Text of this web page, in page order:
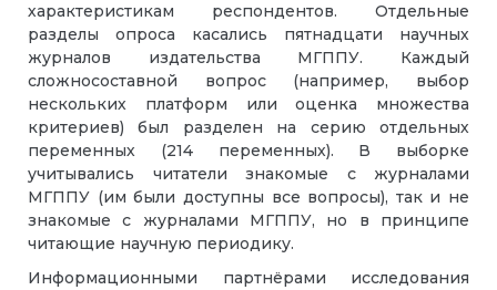
характеристикам респондентов. Отдельные
разделы опроса касались пятнадцати научных
журналов издательства МГППУ. Каждый
сложносоставной вопрос (например, выбор
нескольких платформ или оценка множества
критериев) был разделен на серию отдельных
переменных (214 переменных). В выборке
учитывались читатели знакомые с журналами
МГППУ (им были доступны все вопросы), так и не
знакомые с журналами МГППУ, но в принципе
читающие научную периодику.
Информационными партнёрами исследования